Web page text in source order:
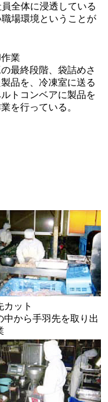
全体に浸透している
場環境ということが
業
最終段階、袋詰めさ
品を、冷凍室に送る
トコンベアに製品を
を行っている。
カット
中から手羽先を取り出